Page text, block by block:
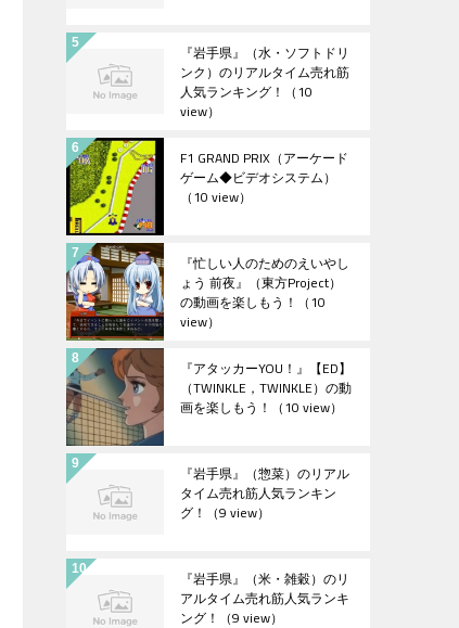
『岩手県』（水・ソフトドリ
ンク）のリアルタイム売れ筋
人気ランキング！ （10
view）
F1 GRAND PRIX（アーケード
ゲーム◆ビデオシステム）
（10 view）
『忙しい人のためのえいやし
ょう 前夜』（東方Project）
の動画を楽しもう！ （10
view）
『アタッカーYOU！』【ED】
（TWINKLE，TWINKLE）の動
画を楽しもう！ （10 view）
『岩手県』（惣菜）のリアル
タイム売れ筋人気ランキン
グ！ （9 view）
『岩手県』（米・雑穀）のリ
アルタイム売れ筋人気ランキ
ング！ （9 view）